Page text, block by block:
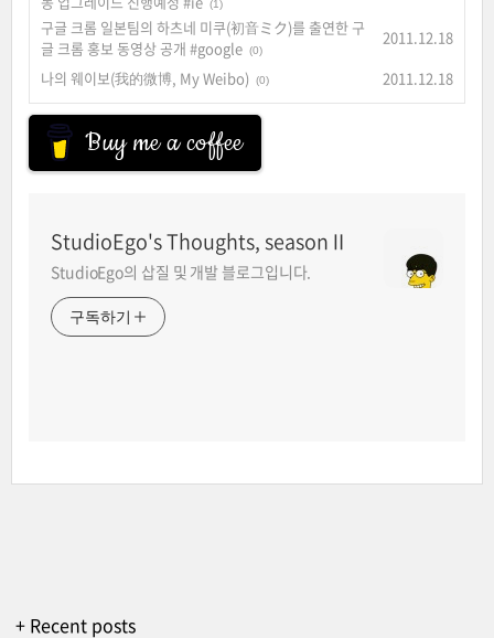
(1)
구글 크롬 일본팀의 하츠네 미쿠(初音ミク)를 출연한 구
글 크롬 홍보 동영상 공개 #google (0)
2011.12.18
나의 웨이보(我的微博, My Weibo)
(0) 2011.12.18
Buy me a coffee
StudioEgo's Thoughts, seasonⅡ
StudioEgo의 삽질 및 개발 블로그입니다.
구독하기
+ Recent posts